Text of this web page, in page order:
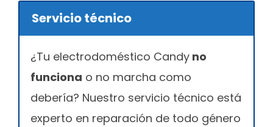
Servicio técnico
¿Tu electrodoméstico Candy no
funciona o no marcha como
debería? Nuestro servicio técnico está
experto en reparación de todo género